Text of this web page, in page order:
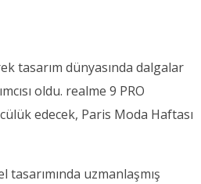
tasarım dünyasında dalgalar
oldu. realme 9 PRO
edecek, Paris Moda Haftası
uzmanlaşmış